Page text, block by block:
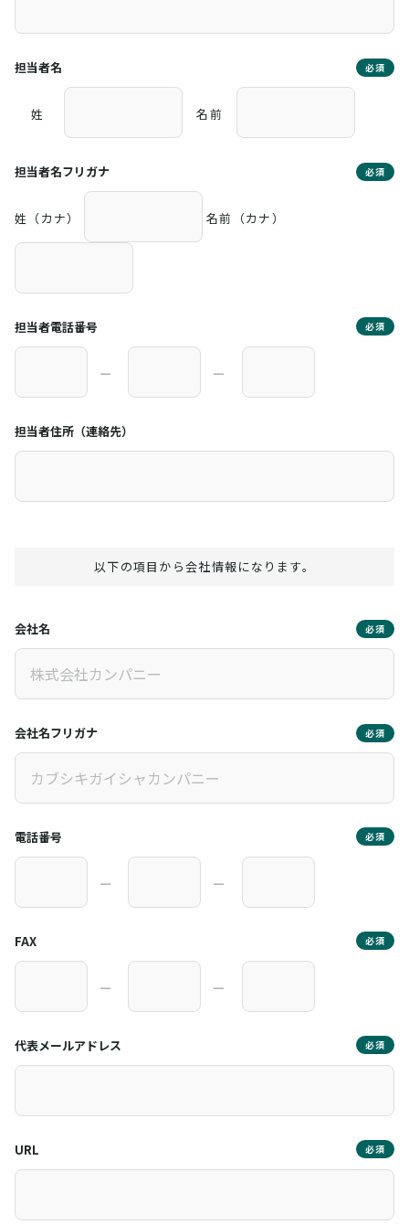
担当者名 必須
姓 名前
担当者名フリガナ 必須
姓（カナ） 名前（カナ）
担当者電話番号 必須
― ―
担当者住所（連絡先）
以下の項目から会社情報になります。
会社名 必須
会社名フリガナ 必須
電話番号 必須
― ―
FAX 必須
― ―
代表メールアドレス 必須
URL 必須